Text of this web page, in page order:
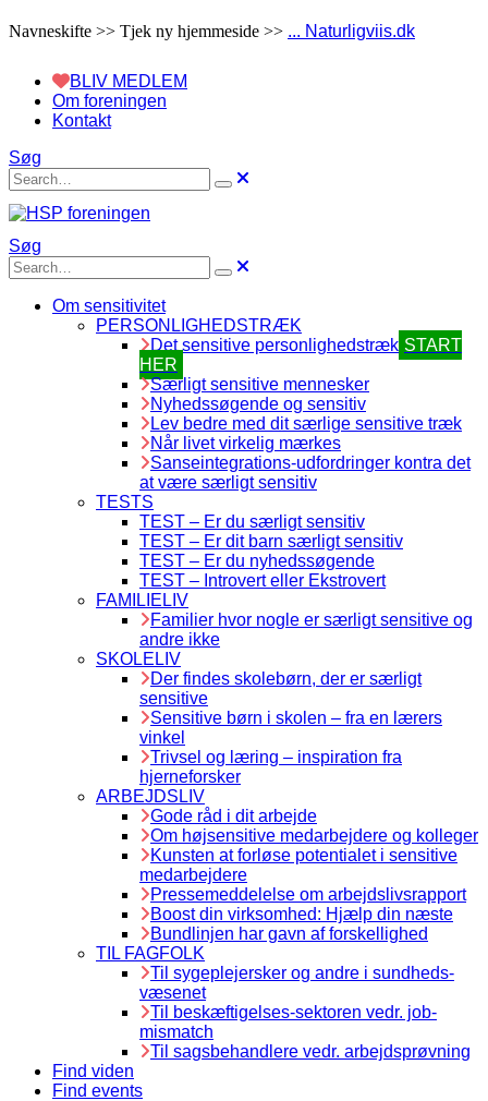
Navneskifte >> Tjek ny hjemmeside >> ... Naturligviis.dk
BLIV MEDLEM
Om foreningen
Kontakt
Søg
Søg
Om sensitivitet
PERSONLIGHEDSTRÆK
Det sensitive personlighedstræk START
HER
Særligt sensitive mennesker
Nyhedssøgende og sensitiv
Lev bedre med dit særlige sensitive træk
Når livet virkelig mærkes
Sanseintegrations-udfordringer kontra det
at være særligt sensitiv
TESTS
TEST – Er du særligt sensitiv
TEST – Er dit barn særligt sensitiv
TEST – Er du nyhedssøgende
TEST – Introvert eller Ekstrovert
FAMILIELIV
Familier hvor nogle er særligt sensitive og
andre ikke
SKOLELIV
Der findes skolebørn, der er særligt
sensitive
Sensitive børn i skolen – fra en lærers
vinkel
Trivsel og læring – inspiration fra
hjerneforsker
ARBEJDSLIV
Gode råd i dit arbejde
Om højsensitive medarbejdere og kolleger
Kunsten at forløse potentialet i sensitive
medarbejdere
Pressemeddelelse om arbejdslivsrapport
Boost din virksomhed: Hjælp din næste
Bundlinjen har gavn af forskellighed
TIL FAGFOLK
Til sygeplejersker og andre i sundheds-
væsenet
Til beskæftigelses-sektoren vedr. job-
mismatch
Til sagsbehandlere vedr. arbejdsprøvning
Find viden
Find events